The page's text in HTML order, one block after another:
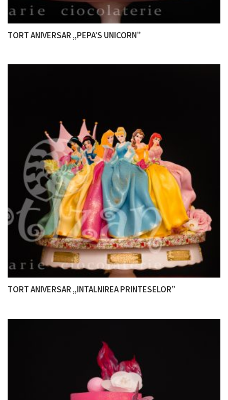
TORT ANIVERSAR „PEPA’S UNICORN”
TORT ANIVERSAR „INTALNIREA PRINTESELOR”